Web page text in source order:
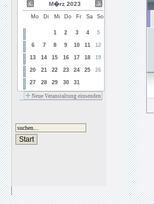
M�rz 2023
Mo Di Mi Do Fr Sa So
1 2 3 4 5
6 7 8 9 10 11 12
13 14 15 16 17 18 19
20 21 22 23 24 25 26
27 28 29 30 31
Neue Veranstaltung einsenden